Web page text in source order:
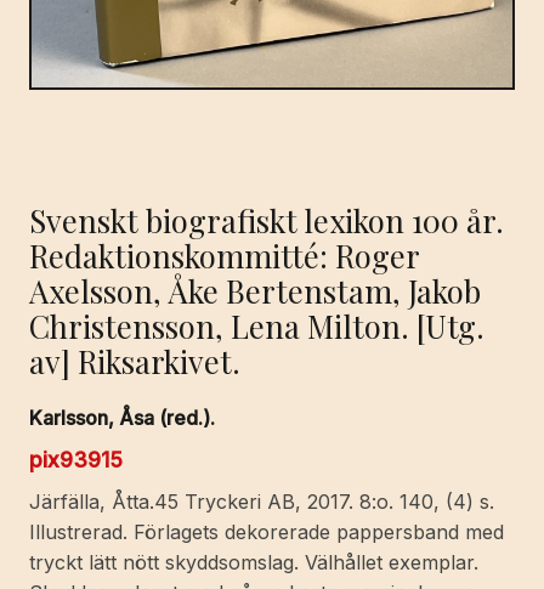
Svenskt biografiskt lexikon 100 år.
Redaktionskommitté: Roger
Axelsson, Åke Bertenstam, Jakob
Christensson, Lena Milton. [Utg.
av] Riksarkivet.
Karlsson, Åsa (red.).
pix93915
Järfälla, Åtta.45 Tryckeri AB, 2017. 8:o. 140, (4) s.
Illustrerad. Förlagets dekorerade pappersband med
tryckt lätt nött skyddsomslag. Välhållet exemplar.